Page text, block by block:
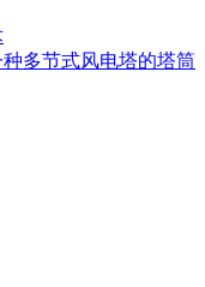
多节式风电塔的塔筒